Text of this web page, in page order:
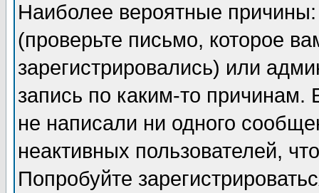
Наиболее вероятные
(проверьте письмо, которое
зарегистрировались) или
запись по каким-то
не написали ни одного
неактивных пользователей,
Попробуйте